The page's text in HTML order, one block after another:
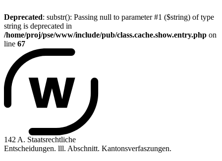
Deprecated: substr(): Passing null to parameter #1 ($string) of type
string is deprecated in
/home/proj/pse/www/include/pub/class.cache.show.entry.php on
line 67
142 A. Staatsrechtliche
Entscheidungen. lll. Abschnitt. Kantonsverfaszungen.